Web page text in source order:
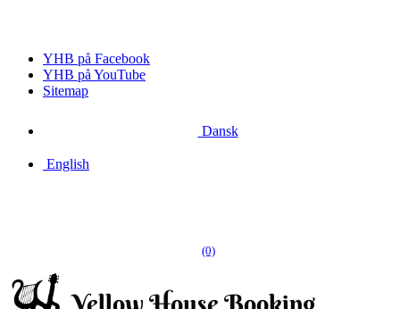
YHB på Facebook
YHB på YouTube
Sitemap
Dansk
English
(0)